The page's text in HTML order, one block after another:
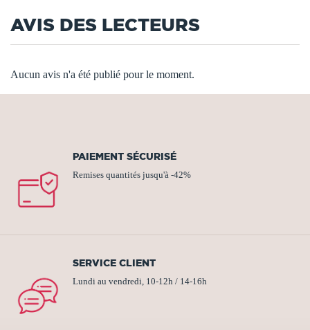
AVIS DES LECTEURS
Aucun avis n'a été publié pour le moment.
PAIEMENT SÉCURISÉ
Remises quantités jusqu'à -42%
SERVICE CLIENT
Lundi au vendredi, 10-12h / 14-16h